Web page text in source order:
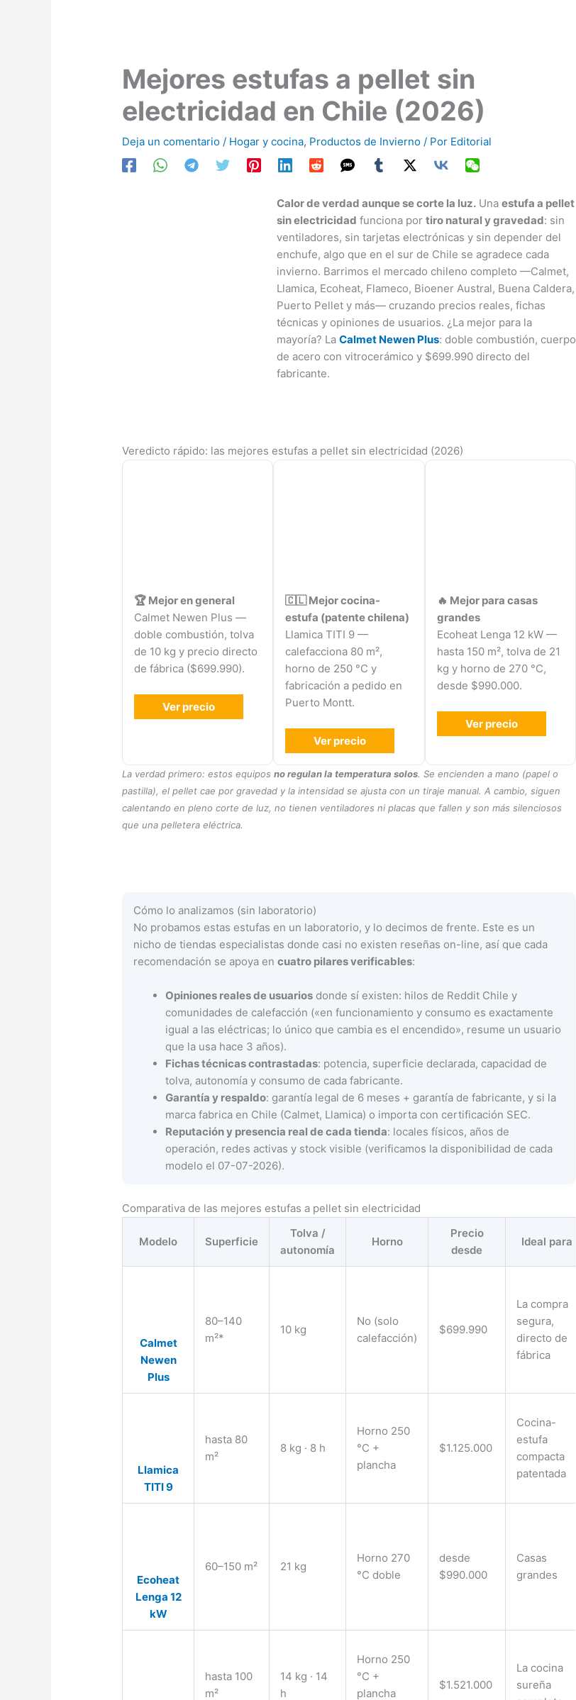
Mejores estufas a pellet sin
electricidad en Chile (2026)
Deja un comentario / Hogar y cocina, Productos de Invierno / Por Editorial
Calor de verdad aunque se corte la luz.Una estufa a pellet
sin electricidad funciona por tiro natural y gravedad: sin
ventiladores, sin tarjetas electrónicas y sin depender del
enchufe, algo que en el sur de Chile se agradece cada
invierno. Barrimos el mercado chileno completo —Calmet,
Llamica, Ecoheat, Flameco, Bioener Austral, Buena Caldera,
Puerto Pellet y más— cruzando precios reales, fichas
técnicas y opiniones de usuarios. ¿La mejor para la
mayoría? La Calmet Newen Plus: doble combustión, cuerpo
de acero con vitrocerámico y $699.990 directo del
fabricante.
Veredicto rápido: las mejores estufas a pellet sin electricidad (2026)
🏆 Mejor en general
Calmet Newen Plus —
doble combustión, tolva
de 10 kg y precio directo
de fábrica ($699.990).
Ver precio
🇨🇱 Mejor cocina-
estufa (patente chilena)
Llamica TITI 9 —
calefacciona 80 m²,
horno de 250 °C y
fabricación a pedido en
Puerto Montt.
Ver precio
🔥 Mejor para casas
grandes
Ecoheat Lenga 12 kW —
hasta 150 m², tolva de 21
kg y horno de 270 °C,
desde $990.000.
Ver precio
La verdad primero: estos equiposno regulan la temperatura solos. Se encienden a mano (papel o
pastilla), el pellet cae por gravedad y la intensidad se ajusta con un tiraje manual. A cambio, siguen
calentando en pleno corte de luz, no tienen ventiladores ni placas que fallen y son más silenciosos
que una pelletera eléctrica.
Cómo lo analizamos (sin laboratorio)
No probamos estas estufas en un laboratorio, y lo decimos de frente. Este es un
nicho de tiendas especialistas donde casi no existen reseñas on-line, así que cada
recomendación se apoya encuatro pilares verificables:
Opiniones reales de usuarios donde sí existen: hilos de Reddit Chile y
comunidades de calefacción («en funcionamiento y consumo es exactamente
igual a las eléctricas; lo único que cambia es el encendido», resume un usuario
que la usa hace 3 años).
Fichas técnicas contrastadas: potencia, superficie declarada, capacidad de
tolva, autonomía y consumo de cada fabricante.
Garantía y respaldo: garantía legal de 6 meses + garantía de fabricante, y si la
marca fabrica en Chile (Calmet, Llamica) o importa con certificación SEC.
Reputación y presencia real de cada tienda: locales físicos, años de
operación, redes activas y stock visible (verificamos la disponibilidad de cada
modelo el 07-07-2026).
Comparativa de las mejores estufas a pellet sin electricidad
Modelo Superficie
Tolva /
autonomía
Horno
Precio
desde
Ideal para
Calmet
Newen
Plus
80–140
m²*
10 kg
No (solo
calefacción)
$699.990
La compra
segura,
directo de
fábrica
Llamica
TITI 9
hasta 80
m²
8 kg · 8 h
Horno 250
°C +
plancha
$1.125.000
Cocina-
estufa
compacta
patentada
Ecoheat
Lenga 12
kW
60–150 m² 21 kg
Horno 270
°C doble
desde
$990.000
Casas
grandes
hasta 100
m²
14 kg · 14
h
Horno 250
°C +
plancha
$1.521.000
La cocina
sureña